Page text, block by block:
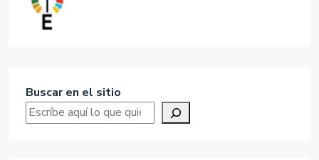
Buscar en el sitio